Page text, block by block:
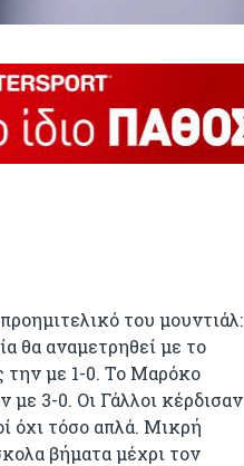
του μουντιάλ:
θα αναμετρηθεί με το
την με 1-0. Το Μαρόκο
με 3-0. Οι Γάλλοι κέρδισαν
όχι τόσο απλά. Μικρή
βήματα μέχρι τον